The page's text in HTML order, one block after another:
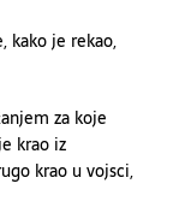
kako je rekao,
za koje
krao iz
krao u vojsci,